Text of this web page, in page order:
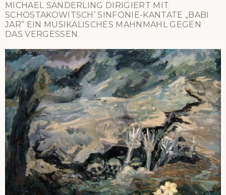
MICHAEL SANDERLING DIRIGIERT MIT
SCHOSTAKOWITSCH’ SINFONIE-KANTATE „BABI
JAR“ EIN MUSIKALISCHES MAHNMAHL GEGEN
DAS VERGESSEN.